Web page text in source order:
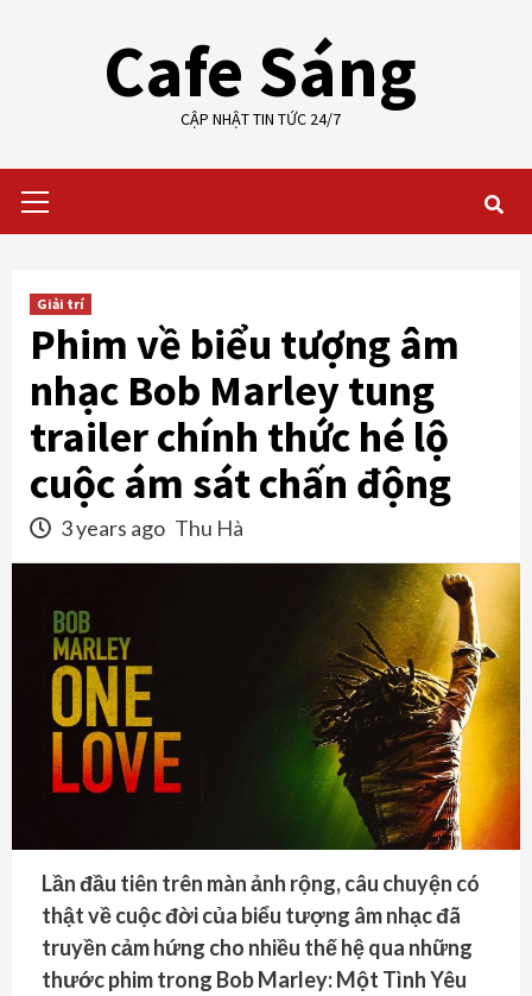
Cafe Sáng
CẬP NHẬT TIN TỨC 24/7
Menu
Giải trí
Phim về biểu tượng âm
nhạc Bob Marley tung
trailer chính thức hé lộ
cuộc ám sát chấn động
3 years ago Thu Hà
Lần đầu tiên trên màn ảnh rộng, câu chuyện có
thật về cuộc đời của biểu tượng âm nhạc đã
truyền cảm hứng cho nhiều thế hệ qua những
thước phim trong Bob Marley: Một Tình Yêu